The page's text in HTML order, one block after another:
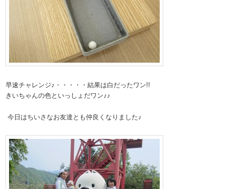
早速チャレンジ♪・・・・・結果は白だったワン!!
きいちゃんの色といっしょだワン♪♪
今日はちいさなお友達とも仲良くなりました♪